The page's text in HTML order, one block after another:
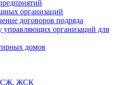
организаций
договоров подряда
организаций для
домов
ТСЖ, ЖСК